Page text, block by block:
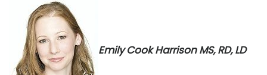
Emily Cook Harrison MS, RD, LD